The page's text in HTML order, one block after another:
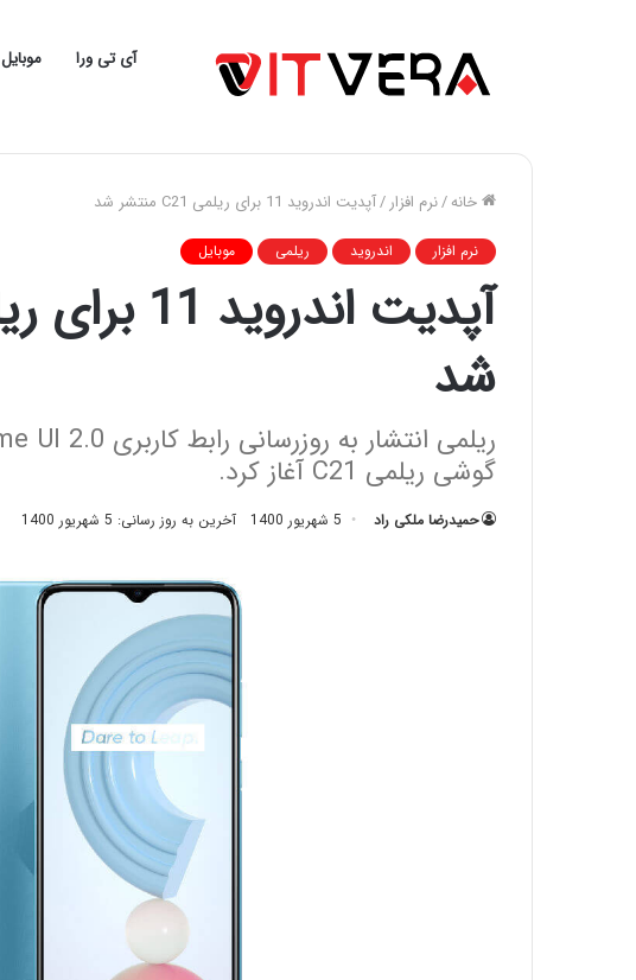
آی تی ورا موبایل
خانه/نرم افزار /آپدیت اندروید 11 برای ریلمی C21 منتشر شد
نرم افزار اندروید ریلمی موبایل
شد
گوشی ریلمی C21 آغاز کرد.
حمیدرضا ملکی راد 5 شهریور 1400 آخرین به روز رسانی: 5 شهریور 1400